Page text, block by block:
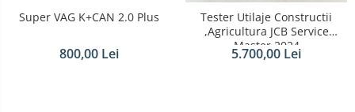
Super VAG K+CAN 2.0 Plus
800,00 Lei
Tester Utilaje Constructii
,Agricultura JCB Service
Master 2024
5.700,00 Lei